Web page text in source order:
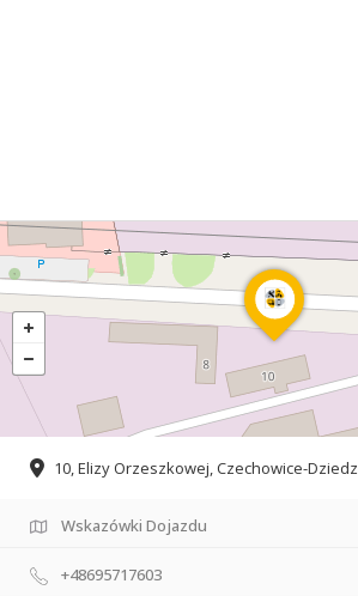
10, Elizy Orzeszkowej, Czechowice-
Wskazówki Dojazdu
+48695717603